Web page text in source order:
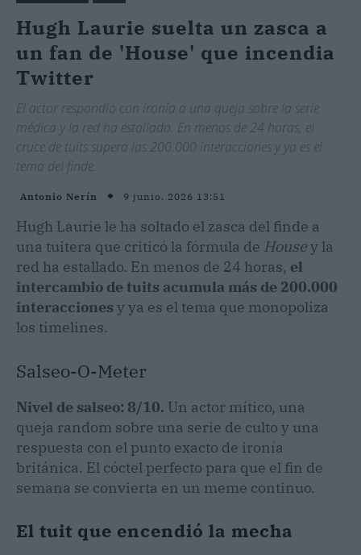
Hugh Laurie suelta un zasca a
un fan de 'House' que incendia
Twitter
El actor respondió con ironía a una queja sobre la serie
médica y la red ha estallado. En menos de 24 horas, el
cruce de tuits supera las 200.000 interacciones y ya es el
tema del finde.
Antonio Nerín 9 junio, 2026 13:51
Hugh Laurie le ha soltado el zasca del finde a
una tuitera que criticó la fórmula de Housey la
red ha estallado. En menos de 24 horas, el
intercambio de tuits acumula más de 200.000
interacciones y ya es el tema que monopoliza
los timelines.
Salseo-O-Meter
Nivel de salseo: 8/10. Un actor mítico, una
queja random sobre una serie de culto y una
respuesta con el punto exacto de ironía
británica. El cóctel perfecto para que el fin de
semana se convierta en un meme continuo.
El tuit que encendió la mecha